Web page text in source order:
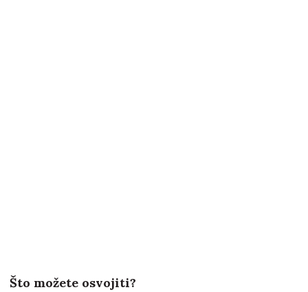
Što možete osvojiti?